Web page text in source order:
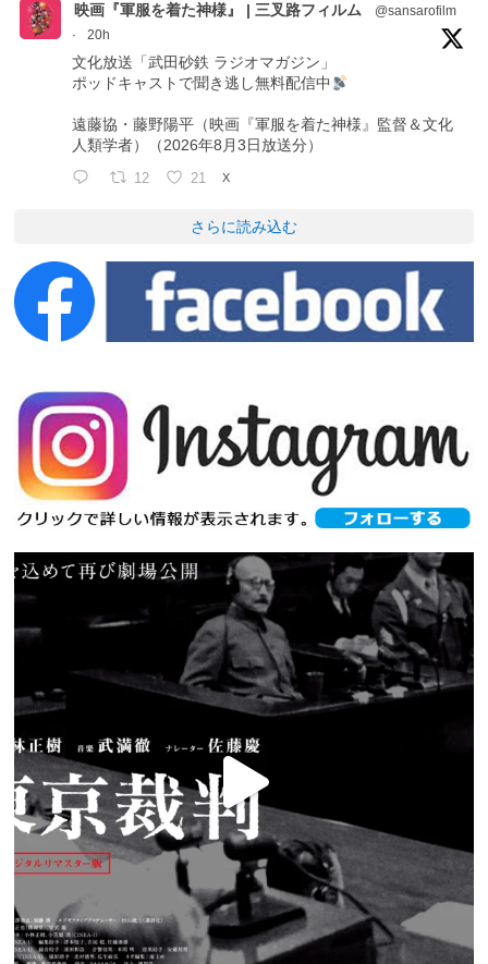
映画『軍服を着た神様』 | 三叉路フィルム
@sansarofilm
·
20h
文化放送「武田砂鉄 ラジオマガジン」
ポッドキャストで聞き逃し無料配信中
遠藤協・藤野陽平（映画『軍服を着た神様』監督＆文化
人類学者）（2026年8月3日放送分）
12 21 X
さらに読み込む